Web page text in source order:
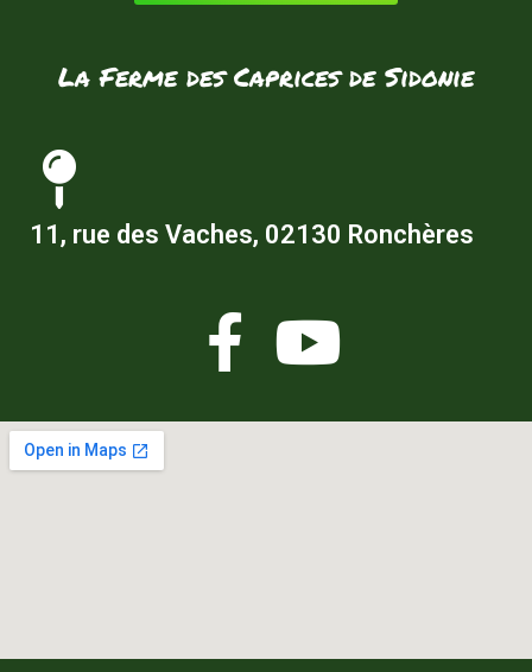
La Ferme des Caprices de Sidonie
11, rue des Vaches, 02130 Ronchères